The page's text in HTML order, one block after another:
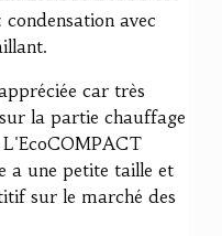
avec
car très
la partie chauffage
a une petite taille et
sur le marché des